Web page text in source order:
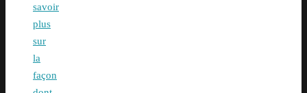
savoir
plus
sur
la
façon